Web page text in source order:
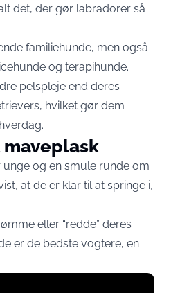
det, der gør labradorer så
familiehunde, men også
og terapihunde.
pelspleje end deres
hvilket gør dem
og en smule runde om
at de er klar til at springe i,
eller “redde” deres
er de bedste vogtere, en